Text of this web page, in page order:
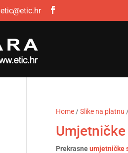
etic@etic.hr
Home/Slike na platnu
Umjetničke
Prekrasneumjetničke